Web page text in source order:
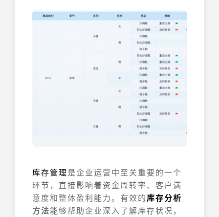
库存管理是企业运营中至关重要的一个
环节，直接影响着资金周转率、客户满
意度和整体盈利能力。有效的库存分析
方法能够帮助企业深入了解库存状况，